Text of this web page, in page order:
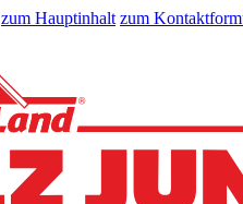
zum Hauptinhalt zum